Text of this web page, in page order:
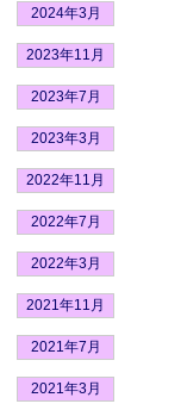
2024年3月
2023年11月
2023年7月
2023年3月
2022年11月
2022年7月
2022年3月
2021年11月
2021年7月
2021年3月